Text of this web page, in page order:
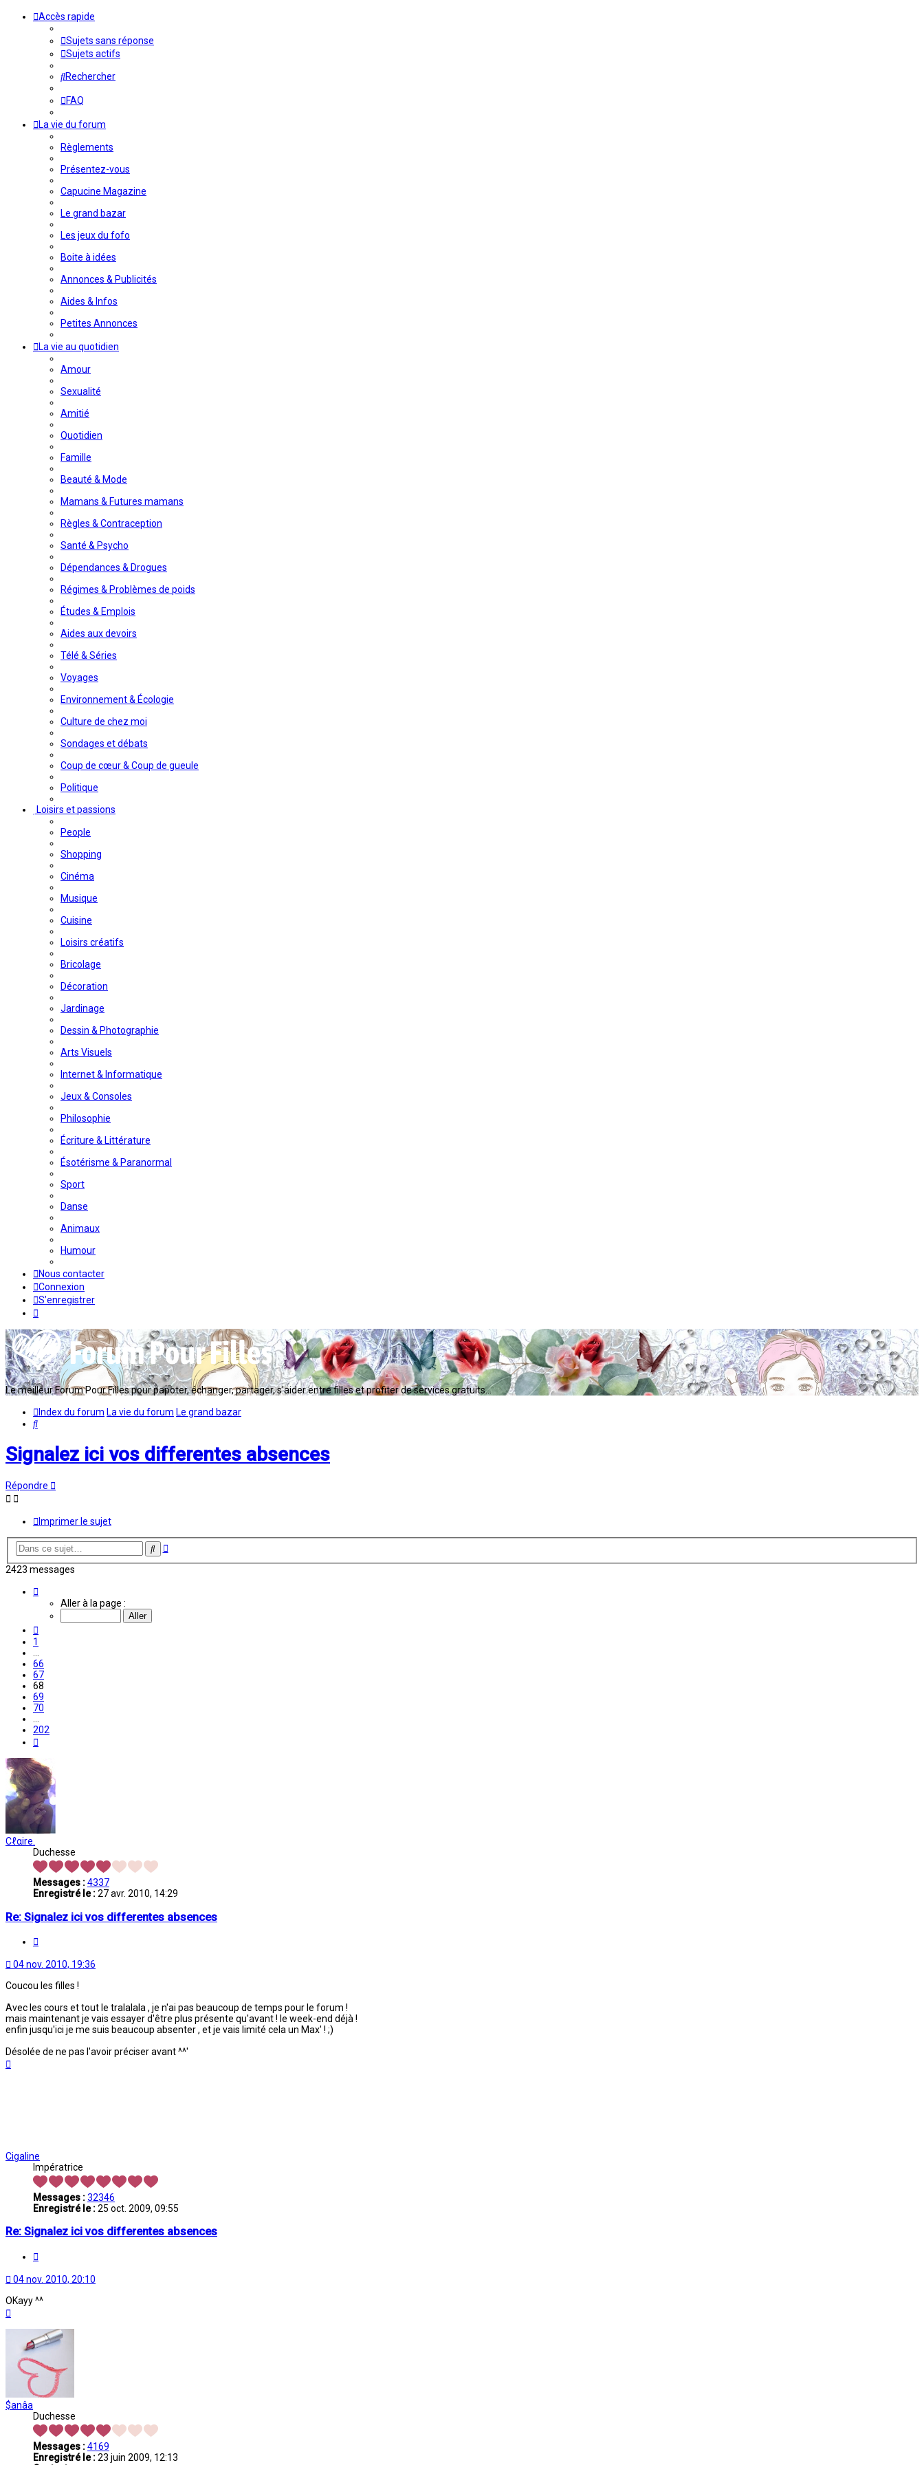
Accès rapide
Sujets sans réponse
Sujets actifs
Rechercher
FAQ
La vie du forum
Règlements
Présentez-vous
Capucine Magazine
Le grand bazar
Les jeux du fofo
Boite à idées
Annonces & Publicités
Aides & Infos
Petites Annonces
La vie au quotidien
Amour
Sexualité
Amitié
Quotidien
Famille
Beauté & Mode
Mamans & Futures mamans
Règles & Contraception
Santé & Psycho
Dépendances & Drogues
Régimes & Problèmes de poids
Études & Emplois
Aides aux devoirs
Télé & Séries
Voyages
Environnement & Écologie
Culture de chez moi
Sondages et débats
Coup de cœur & Coup de gueule
Politique
Loisirs et passions
People
Shopping
Cinéma
Musique
Cuisine
Loisirs créatifs
Bricolage
Décoration
Jardinage
Dessin & Photographie
Arts Visuels
Internet & Informatique
Jeux & Consoles
Philosophie
Écriture & Littérature
Ésotérisme & Paranormal
Sport
Danse
Animaux
Humour
Nous contacter
Connexion
S’enregistrer
Le meilleur Forum Pour Filles pour papoter, échanger, partager, s'aider entre filles et profiter de services gratuits...
Index du forum La vie du forum Le grand bazar
Rechercher
Signalez ici vos differentes absences
Répondre
Imprimer le sujet
Rechercher
Recherche
2423 messages
Aller à la page :
1
66
67
68
69
70
202
Cℓαire.
Duchesse
Messages :4337
Enregistré le :27 avr. 2010, 14:29
Re: Signalez ici vos differentes absences
04 nov. 2010, 19:36
Coucou les filles !
Avec les cours et tout le tralalala , je n'ai pas beaucoup de temps pour le forum !
mais maintenant je vais essayer d'être plus présente qu'avant ! le week-end déjà !
enfin jusqu'ici je me suis beaucoup absenter , et je vais limité cela un Max' ! ;)
Désolée de ne pas l'avoir préciser avant ^^'
Cigaline
Impératrice
Messages :32346
Enregistré le :25 oct. 2009, 09:55
Re: Signalez ici vos differentes absences
04 nov. 2010, 20:10
OKayy ^^
$anâa
Duchesse
Messages :4169
Enregistré le :23 juin 2009, 12:13